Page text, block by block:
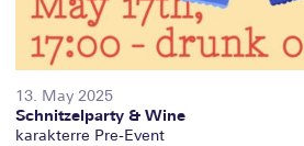
13. May 2025
Schnitzelparty & Wine
karakterre Pre-Event